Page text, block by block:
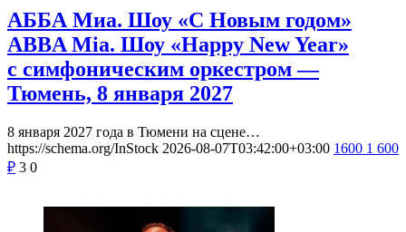
АББА Миа. Шоу «С Новым годом»
ABBA Mia. Шоу «Happy New Year»
с симфоническим оркестром —
Тюмень, 8 января 2027
8 января 2027 года в Тюмени на сцене…
https://schema.org/InStock 2026-08-07T03:42:00+03:00 1600 1 600
₽ 3 0